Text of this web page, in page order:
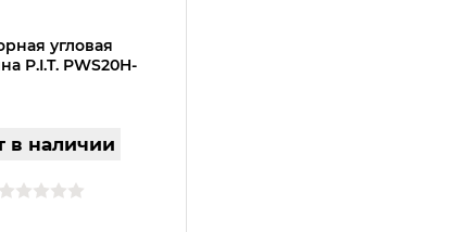
угловая
P.I.T. PWS20H-
в наличии